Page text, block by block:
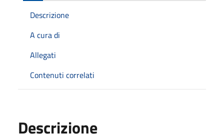
Descrizione
A cura di
Allegati
Contenuti correlati
Descrizione